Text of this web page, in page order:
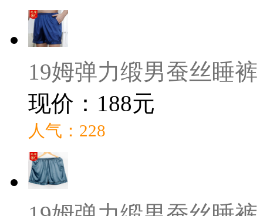
19姆弹力缎男蚕丝睡裤
现价：188元
人气：228